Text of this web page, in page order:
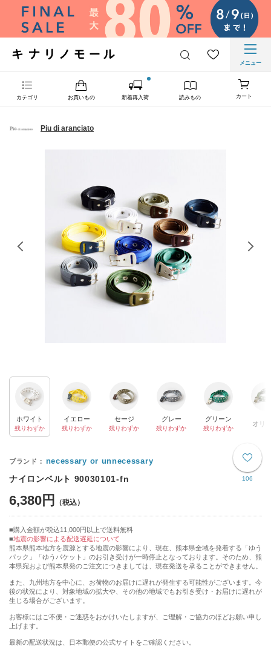
メニュー
カテゴリ お買いもの 新着再入荷 読みもの カート
Piu di aranciato
ホワイト
残りわずか
イエロー
残りわずか
セージ
残りわずか
グレー
残りわずか
グリーン
残りわずか
オリ
106
necessary or unnecessary
ナイロンベルト 90030101-fn
6,380円
購入金額が税込11,000円以上で送料無料
地震の影響による配送遅延について
熊本県熊本地方を震源とする地震の影響により、現在、熊本県全域を発着する「ゆう
パック」「ゆうパケット」のお引き受けが一時停止となっております。そのため、熊
本県宛および熊本県発のご注文につきましては、現在発送を承ることができません。
また、九州地方を中心に、お荷物のお届けに遅れが発生する可能性がございます。今
後の状況により、対象地域の拡大や、その他の地域でもお引き受け・お届けに遅れが
生じる場合がございます。
お客様にはご不便・ご迷惑をおかけいたしますが、ご理解・ご協力のほどお願い申し
上げます。
最新の配送状況は、日本郵便の公式サイトをご確認ください。